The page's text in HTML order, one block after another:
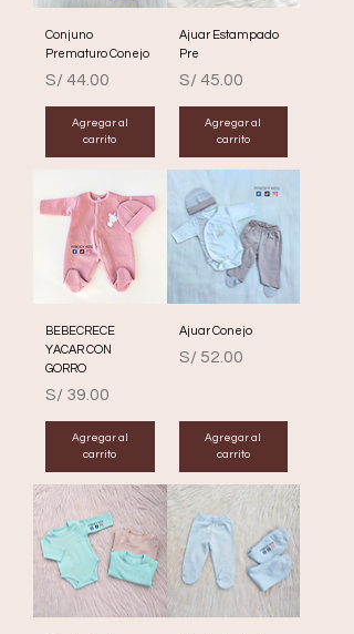
Conjuno
Prematuro Conejo
Precio
S/ 44.00
Agregar al
carrito
Ajuar Estampado
Pre
Precio
S/ 45.00
Agregar al
carrito
BEBECRECE
YACAR CON
GORRO
Precio
S/ 39.00
Agregar al
carrito
Ajuar Conejo
Precio
S/ 52.00
Agregar al
carrito